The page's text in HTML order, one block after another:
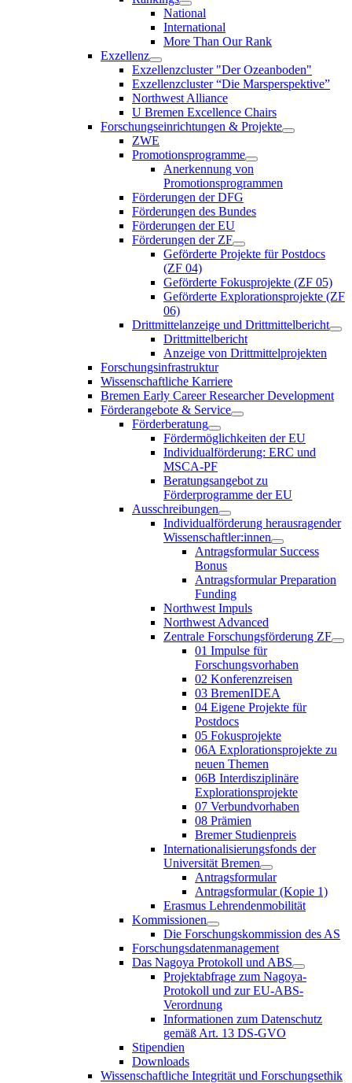
National
International
More Than Our Rank
Exzellenz
Exzellenzcluster "Der Ozeanboden"
Exzellenzcluster “Die Marsperspektive”
Northwest Alliance
U Bremen Excellence Chairs
Forschungseinrichtungen & Projekte
ZWE
Promotionsprogramme
Anerkennung von
Promotionsprogrammen
Förderungen der DFG
Förderungen des Bundes
Förderungen der EU
Förderungen der ZF
Geförderte Projekte für Postdocs
(ZF 04)
Geförderte Fokusprojekte (ZF 05)
Geförderte Explorationsprojekte (ZF
06)
Drittmittelanzeige und Drittmittelbericht
Drittmittelbericht
Anzeige von Drittmittelprojekten
Forschungsinfrastruktur
Wissenschaftliche Karriere
Bremen Early Career Researcher Development
Förderangebote & Service
Förderberatung
Fördermöglichkeiten der EU
Individualförderung: ERC und
MSCA-PF
Beratungsangebot zu
Förderprogramme der EU
Ausschreibungen
Individualförderung herausragender
Wissenschaftler:innen
Antragsformular Success
Bonus
Antragsformular Preparation
Funding
Northwest Impuls
Northwest Advanced
Zentrale Forschungsförderung ZF
01 Impulse für
Forschungsvorhaben
02 Konferenzreisen
03 BremenIDEA
04 Eigene Projekte für
Postdocs
05 Fokusprojekte
06A Explorationsprojekte zu
neuen Themen
06B Interdisziplinäre
Explorationsprojekte
07 Verbundvorhaben
08 Prämien
Bremer Studienpreis
Internationalisierungsfonds der
Universität Bremen
Antragsformular
Antragsformular (Kopie 1)
Erasmus Lehrendenmobilität
Kommissionen
Die Forschungskommission des AS
Forschungsdatenmanagement
Das Nagoya Protokoll und ABS
Projektabfrage zum Nagoya-
Protokoll und zur EU-ABS-
Verordnung
Informationen zum Datenschutz
gemäß Art. 13 DS-GVO
Stipendien
Downloads
Wissenschaftliche Integrität und Forschungsethik